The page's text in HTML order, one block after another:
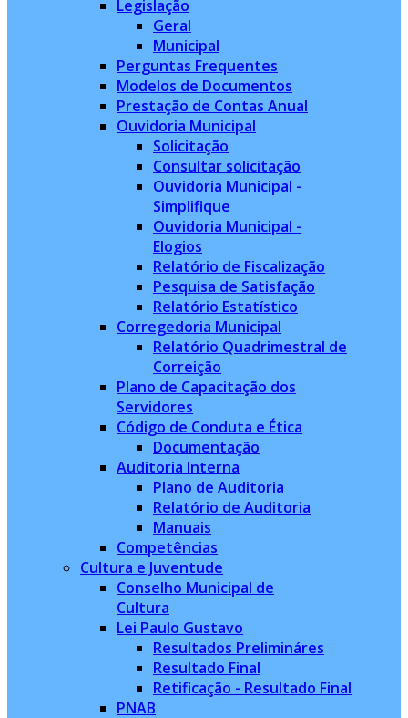
Legislação
Geral
Municipal
Perguntas Frequentes
Modelos de Documentos
Prestação de Contas Anual
Ouvidoria Municipal
Solicitação
Consultar solicitação
Ouvidoria Municipal -
Simplifique
Ouvidoria Municipal -
Elogios
Relatório de Fiscalização
Pesquisa de Satisfação
Relatório Estatístico
Corregedoria Municipal
Relatório Quadrimestral de
Correição
Plano de Capacitação dos
Servidores
Código de Conduta e Ética
Documentação
Auditoria Interna
Plano de Auditoria
Relatório de Auditoria
Manuais
Competências
Cultura e Juventude
Conselho Municipal de
Cultura
Lei Paulo Gustavo
Resultados Prelimináres
Resultado Final
Retificação - Resultado Final
PNAB